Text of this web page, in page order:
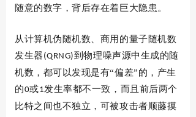
随意的数字，背后存在着巨大隐患。
从计算机伪随机数、商用的量子随机数
发生器 (QRNG)到物理噪声源中生成的随
机数，都可以发现是有“偏差”的，产生
的0或1发生率都不一致，而且前后两个
比特之间也不独立，可被攻击者顺藤摸